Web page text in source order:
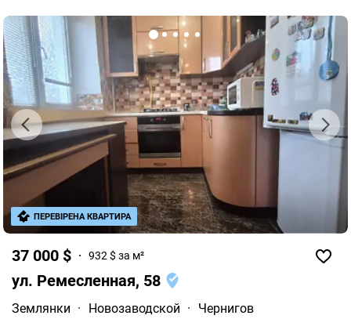
37 000 $ 932 $ за м²
ул. Ремесленная, 58
Землянки · Новозаводской ·
Чернигов
ПЕРЕВІРЕНА КВАРТИРА